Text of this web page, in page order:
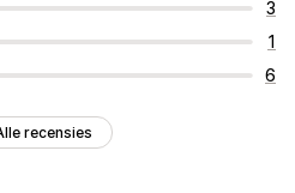
3
1
6
recensies